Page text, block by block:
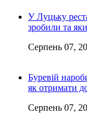
У Луцьку
зробили та
Серпень 07,
Буревій
як отримати
Серпень 07,